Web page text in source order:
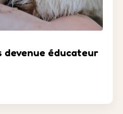
devenue éducateur